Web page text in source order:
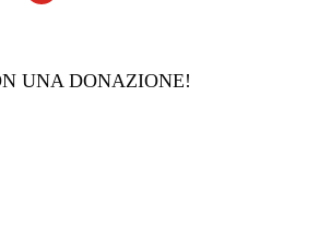
UNA DONAZIONE!